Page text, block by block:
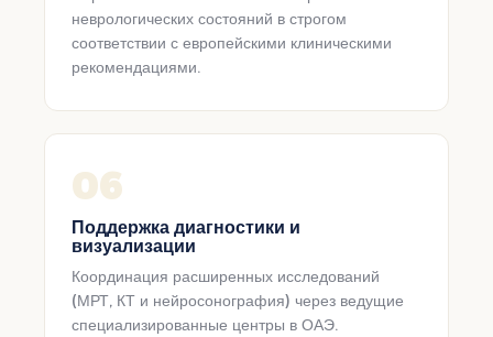
неврологических состояний в строгом
соответствии с европейскими клиническими
рекомендациями.
06
Поддержка диагностики и
визуализации
Координация расширенных исследований
(МРТ, КТ и нейросонография) через ведущие
специализированные центры в ОАЭ.